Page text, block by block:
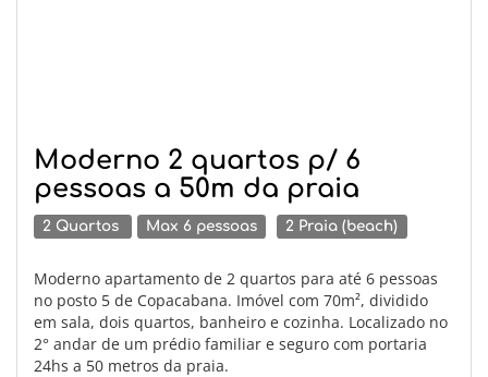
Moderno 2 quartos p/ 6
pessoas a 50m da praia
2 Quartos Max 6 pessoas 2 Praia (beach)
Moderno apartamento de 2 quartos para até 6 pessoas
no posto 5 de Copacabana. Imóvel com 70m², dividido
em sala, dois quartos, banheiro e cozinha. Localizado no
2° andar de um prédio familiar e seguro com portaria
24hs a 50 metros da praia.